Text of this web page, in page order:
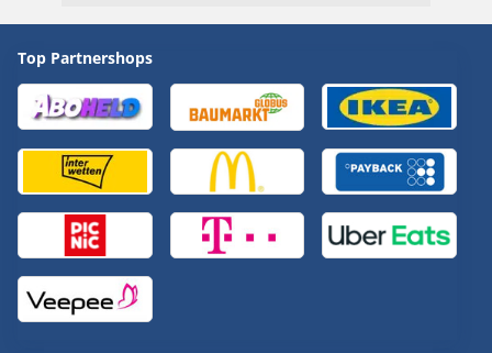
Top Partnershops